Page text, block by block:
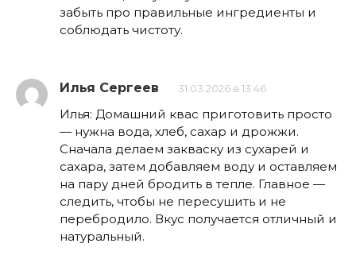
забыть про правильные ингредиенты и
соблюдать чистоту.
Илья Сергеев 31.03.2026 в 13:46
Илья: Домашний квас приготовить просто
— нужна вода, хлеб, сахар и дрожжи.
Сначала делаем закваску из сухарей и
сахара, затем добавляем воду и оставляем
на пару дней бродить в тепле. Главное —
следить, чтобы не пересушить и не
перебродило. Вкус получается отличный и
натуральный.